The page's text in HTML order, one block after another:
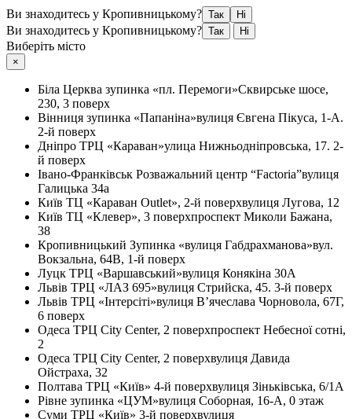
Ви знаходитесь у Кропивницькому? Так Ні
Ви знаходитесь у Кропивницькому? Так Ні
Виберіть місто
×
Біла Церква зупинка «пл. Перемоги»Сквирське шосе,
230, 3 поверх
Вінниця зупинка «Папаніна»вулиця Євгена Пікуса, 1-А.
2-й поверх
Дніпро ТРЦ «Караван»улица Нижньодніпровська, 17. 2-
й поверх
Івано-Франківськ Розважальний центр “Factoria”вулиця
Галицька 34а
Київ ТЦ «Караван Outlet», 2-й поверхвулиця Лугова, 12
Київ ТЦ «Клевер», 3 поверхпроспект Миколи Бажана,
38
Кропивницький Зупинка «вулиця Габдрахманова»вул.
Вокзальна, 64В, 1-й поверх
Луцк ТРЦ «Варшавський»вулиця Конякіна 30А
Львів ТРЦ «ЛАЗ 695»вулиця Стрийска, 45. 3-й поверх
Львів ТРЦ «Інтерсіті»вулиця В’ячеслава Чорновола, 67Г,
6 поверх
Одеса ТРЦ City Center, 2 поверхпроспект Небесної сотні,
2
Одеса ТРЦ City Center, 2 поверхвулиця Давида
Ойстраха, 32
Полтава ТРЦ «Київ» 4-й поверхвулиця Зіньківська, 6/1А
Рівне зупинка «ЦУМ»вулиця Соборная, 16-А, 0 этаж
Суми ТРЦ «Київ» 3-й поверхвулиця